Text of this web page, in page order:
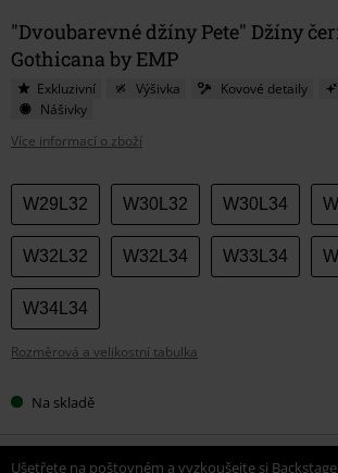
"Dvoubarevné džíny Pete" Džíny
Gothicana by EMP
Exkluzivní Výšivka Kovové detaily
Nášivky
Více informací o zboží
Vyberte
si
velikost
W29L32 W30L32 W30L34
W32L32 W32L34 W33L34
W34L34
Rozměrová a velikostní tabulka
Na skladě
Ušetřete na poštovném a vyzkoušejte si